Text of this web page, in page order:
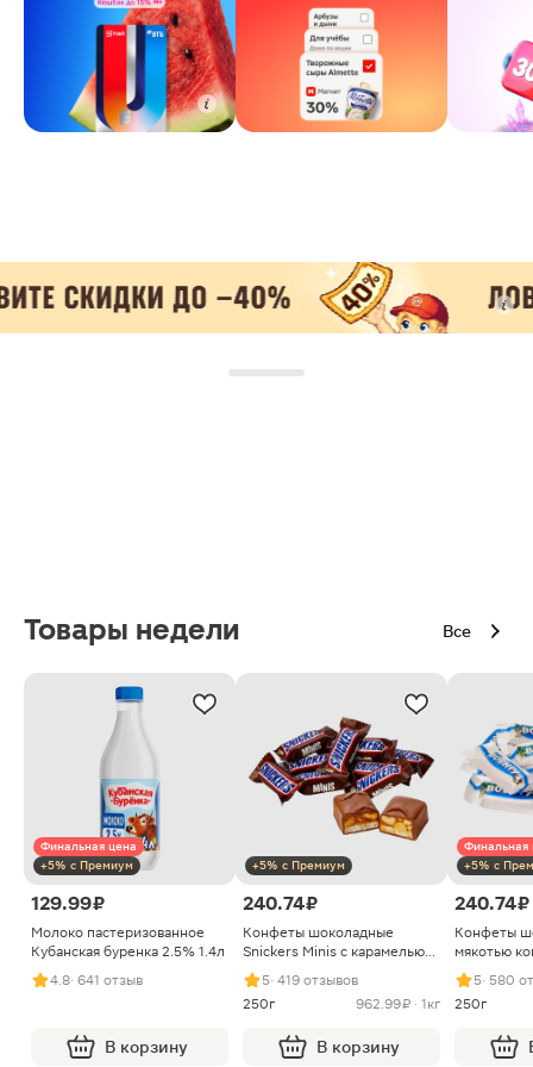
Товары недели Все
Финальная цена
+5% с Премиум
129.99 ₽
Молоко пастеризованное
Кубанская буренка 2.5% 1.4л
4.8· 641 отзыв
В корзину
+5% с Премиум
240.74 ₽
Конфеты шоколадные
Snickers Minis с карамелью
арахисом и нугой
5· 419 отзывов
250г
962.99 ₽ · 1кг
В корзину
Финальная
+5% с
240.74 ₽
Конфеты
мякотью
5· 580
250г